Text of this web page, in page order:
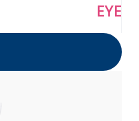
EYE